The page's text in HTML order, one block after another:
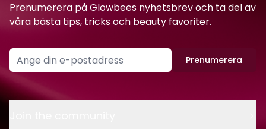
Prenumerera på Glowbees nyhetsbrev och ta del av
våra bästa tips, tricks och beauty favoriter.
Prenumerera